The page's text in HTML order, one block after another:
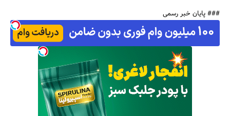
### پایان خبر رسمی